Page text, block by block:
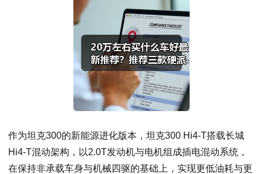
作为坦克300的新能源进化版本，坦克300 Hi4-T搭载长城
Hi4-T混动架构，以2.0T发动机与电机组成插电混动系统，
在保持非承载车身与机械四驱的基础上，实现更低油耗与更